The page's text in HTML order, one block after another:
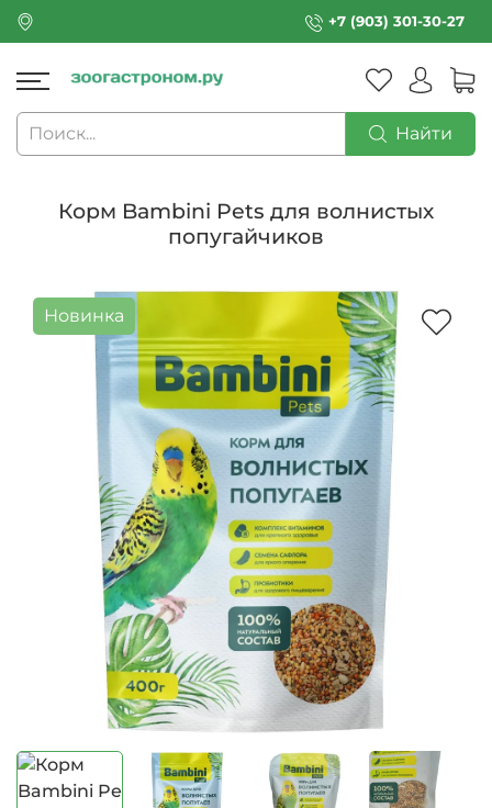
+7 (903) 301-30-27
Найти
Корм Bambini Pets для волнистых
попугайчиков
Новинка